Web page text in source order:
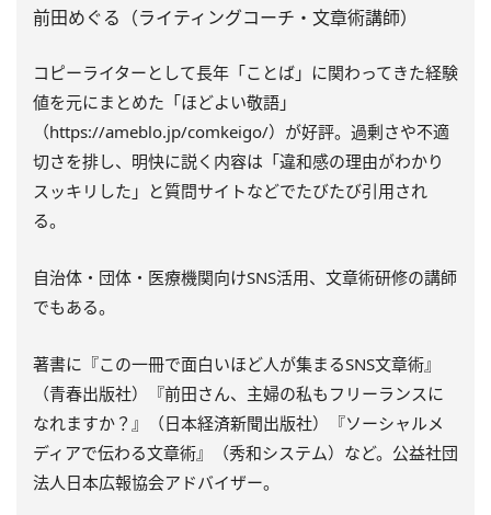
前田めぐる（ライティングコーチ・文章術講師）
コピーライターとして長年「ことば」に関わってきた経験
値を元にまとめた「ほどよい敬語」
（https://ameblo.jp/comkeigo/）が好評。過剰さや不適
切さを排し、明快に説く内容は「違和感の理由がわかり
スッキリした」と質問サイトなどでたびたび引用され
る。
自治体・団体・医療機関向けSNS活用、文章術研修の講師
でもある。
著書に『この一冊で面白いほど人が集まるSNS文章術』
（青春出版社）『前田さん、主婦の私もフリーランスに
なれますか？』（日本経済新聞出版社）『ソーシャルメ
ディアで伝わる文章術』（秀和システム）など。公益社団
法人日本広報協会アドバイザー。